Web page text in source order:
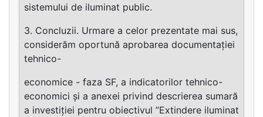
sistemului de iluminat public.
3. Concluzii. Urmare a celor prezentate mai sus,
considerăm oportună aprobarea documentației
tehnico-
economice - faza SF, a indicatorilor tehnico-
economici și a anexei privind descrierea sumară
a investiției pentru obiectivul ”Extindere iluminat